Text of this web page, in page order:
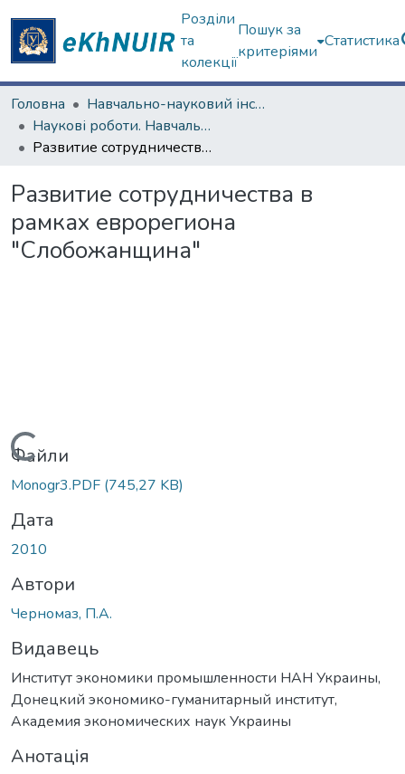
Розділи
та
колекції
Пошук за
критеріями
Статистика
Головна
Навчально-науковий інститут "Каразінський інститут міжнародних відносин та туристичного бізнесу"
Наукові роботи. Навчально-науковий інститут "Каразінський інститут міжнародних відносин та туристичного бізнесу"
Развитие сотрудничества в рамках еврорегиона "Слобожанщина"
Развитие сотрудничества в
рамках еврорегиона
"Слобожанщина"
Вантажиться...
Файли
Monogr3.PDF (745,27 KB)
Дата
2010
Автори
Черномаз, П.А.
Видавець
Институт экономики промышленности НАН Украины,
Донецкий экономико-гуманитарный институт,
Академия экономических наук Украины
Анотація